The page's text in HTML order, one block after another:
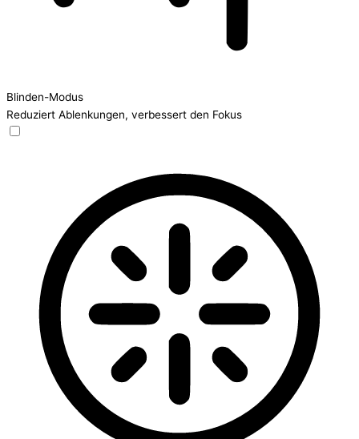
Blinden-Modus
Reduziert Ablenkungen, verbessert den Fokus